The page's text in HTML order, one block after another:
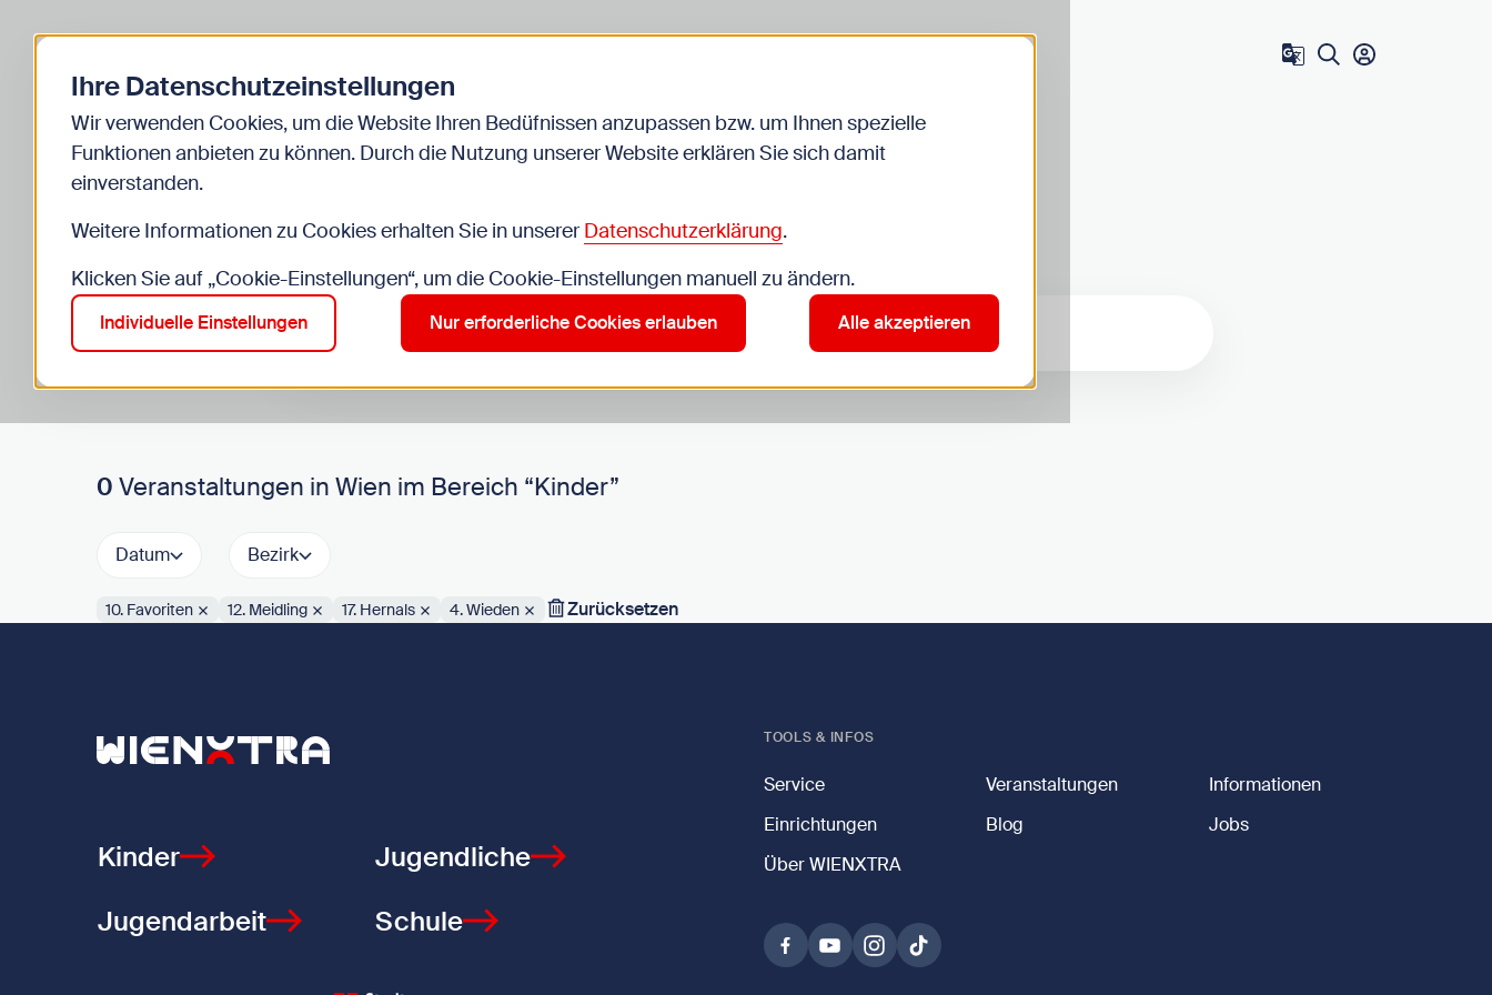
Zum Benutzer
Start Kinder Veranstaltungen
Veranstaltungen
Suche im Bereich “Kinder”
Suchen
0 Veranstaltungen in Wien im Bereich “Kinder”
Datum Bezirk
Aktive Filter:
10. Favoriten 12. Meidling 17. Hernals 4. Wieden Zurücksetzen
Zurück zur Startseite
Kinder
Jugendliche
Jugendarbeit
Schule
TOOLS & INFOS
Service Veranstaltungen
Informationen
Einrichtungen
Blog
Jobs
Über WIENXTRA
Ihre Datenschutzeinstellungen
Wir verwenden Cookies, um die Website Ihren Bedüfnissen anzupassen bzw. um Ihnen spezielle
Funktionen anbieten zu können. Durch die Nutzung unserer Website erklären Sie sich damit
einverstanden.
Weitere Informationen zu Cookies erhalten Sie in unsererDatenschutzerklärung.
Klicken Sie auf „Cookie-Einstellungen“, um die Cookie-Einstellungen manuell zu ändern.
Individuelle Einstellungen Nur erforderliche Cookies erlauben Alle akzeptieren